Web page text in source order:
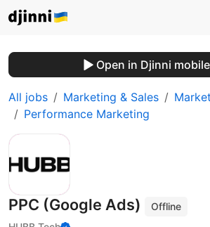
Open in Djinni
All jobs Marketing & Sales
Performance Marketing
PPC (Google Ads)
Offline